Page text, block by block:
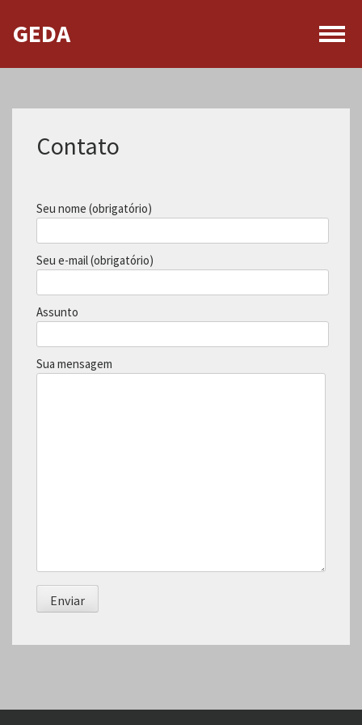
Menu
de
GEDA
Contato
Seu nome (obrigatório)
Seu e-mail (obrigatório)
Assunto
Sua mensagem